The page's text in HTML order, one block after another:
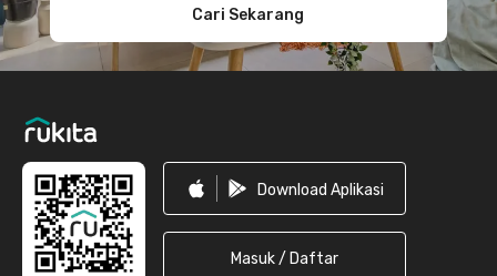
Cari Sekarang
Download Aplikasi
Masuk / Daftar